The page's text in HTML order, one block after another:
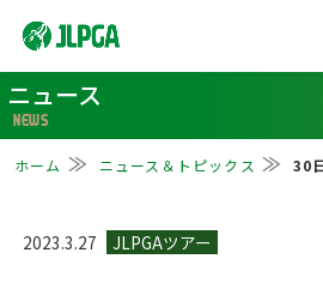
ニュース
NEWS
ホーム ニュース＆トピックス 30
2023.3.27